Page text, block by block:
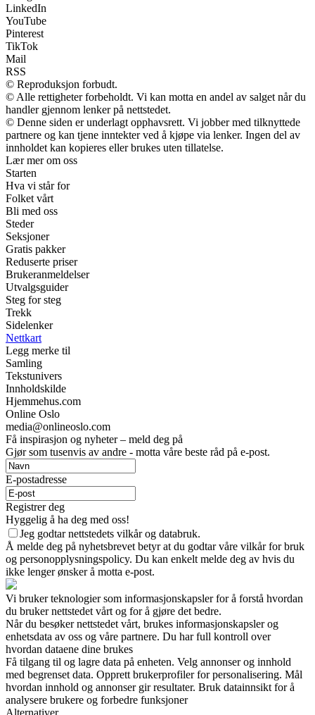
LinkedIn
YouTube
Pinterest
TikTok
Mail
RSS
© Reproduksjon forbudt.
© Alle rettigheter forbeholdt. Vi kan motta en andel av salget når du
handler gjennom lenker på nettstedet.
© Denne siden er underlagt opphavsrett. Vi jobber med tilknyttede
partnere og kan tjene inntekter ved å kjøpe via lenker. Ingen del av
innholdet kan kopieres eller brukes uten tillatelse.
Lær mer om oss
Starten
Hva vi står for
Folket vårt
Bli med oss
Steder
Seksjoner
Gratis pakker
Reduserte priser
Brukeranmeldelser
Utvalgsguider
Steg for steg
Trekk
Sidelenker
Nettkart
Legg merke til
Samling
Tekstunivers
Innholdskilde
Hjemmehus.com
Online Oslo
media@onlineoslo.com
Få inspirasjon og nyheter – meld deg på
Gjør som tusenvis av andre - motta våre beste råd på e-post.
E-postadresse
Registrer deg
Hyggelig å ha deg med oss!
Jeg godtar nettstedets vilkår og databruk.
Å melde deg på nyhetsbrevet betyr at du godtar våre vilkår for bruk
og personopplysningspolicy. Du kan enkelt melde deg av hvis du
ikke lenger ønsker å motta e-post.
Vi bruker teknologier som informasjonskapsler for å forstå hvordan
du bruker nettstedet vårt og for å gjøre det bedre.
Når du besøker nettstedet vårt, brukes informasjonskapsler og
enhetsdata av oss og våre partnere. Du har full kontroll over
hvordan dataene dine brukes
Få tilgang til og lagre data på enheten. Velg annonser og innhold
med begrenset data. Opprett brukerprofiler for personalisering. Mål
hvordan innhold og annonser gir resultater. Bruk datainnsikt for å
analysere brukere og forbedre funksjoner